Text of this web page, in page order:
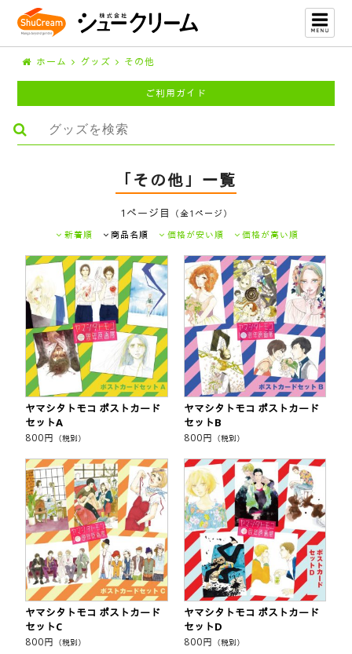
ホーム グッズ その他
ご利用ガイド
「その他」一覧
1ページ目
（全1ページ）
新着順
商品名順 価格が安い順 価格が高い順
ヤマシタトモコ ポストカード
セットA
800円 （税別）
ヤマシタトモコ ポストカード
セットB
800円 （税別）
ヤマシタトモコ ポストカード
セットC
800円 （税別）
ヤマシタトモコ ポストカード
セットD
800円 （税別）